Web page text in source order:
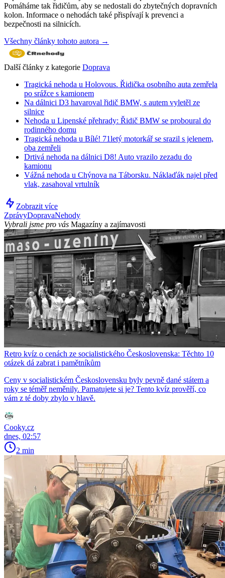
Pomáháme tak řidičům, aby se nedostali do zbytečných dopravních
kolon. Informace o nehodách také přispívají k prevenci a
bezpečnosti na silnicích.
Všechny články tohoto autora →
Další články z kategorie Doprava
Tragická nehoda u Holovous. Řidička osobního auta zemřela
po srážce s kamionem
Na dálnici D3 havaroval řidič BMW, s autem vyletěl ze
silnice
Nehoda u Lipenské přehrady: Řidič BMW se proboural do
rodinného domu
Tragická nehoda u Bílé! 71letý motorkář se srazil s jelenem,
oba zemřeli
Drtivá nehoda na dálnici D8! Auto vrazilo zezadu do
kamionu
Vážná nehoda u Chýnova na Táborsku. Náklaďák najel před
vlak, zasahoval vrtulník
Zobrazit více
ZprávyDopravaNehody
Vybrali jsme pro vás Magazíny a zajímavosti
Retro kvíz o cenách ze socialistického Československa: Těchto 10
otázek dá zabrat i pamětníkům
Ceny v socialistickém Československu byly pevně dané státem a
roky se téměř neměnily. Pamatujete si je? Tento kvíz prověří, co
vám z té doby zbylo v hlavě.
Cooky.cz
dnes, 02:57
2 min